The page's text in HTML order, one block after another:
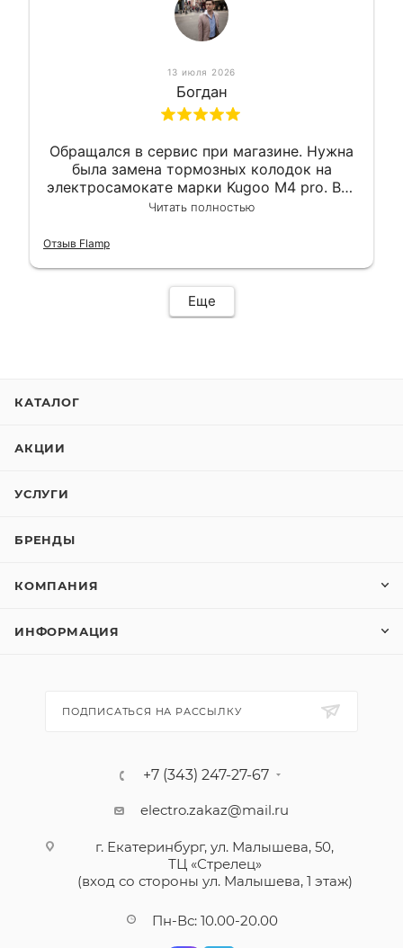
13 июля 2026
Богдан
Обращался в сервис при магазине. Нужна
была замена тормозных колодок на
электросамокате марки Kugoo M4 pro. Всё
сделали в лучшем виде и в максимально
гарантии, поэтому и обратился в этот
Читать полностью
Отзыв Flamp
Еще
КАТАЛОГ
АКЦИИ
УСЛУГИ
БРЕНДЫ
КОМПАНИЯ
ИНФОРМАЦИЯ
ПОДПИСАТЬСЯ НА РАССЫЛКУ
+7 (343) 247-27-67
electro.zakaz@mail.ru
г. Екатеринбург, ул. Малышева, 50,
ТЦ «Стрелец»
(вход со стороны ул. Малышева, 1 этаж)
Пн-Вс: 10.00-20.00